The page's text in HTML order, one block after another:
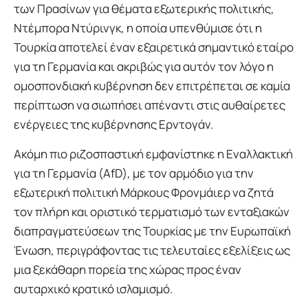
των Πρασίνων για θέματα εξωτερικής πολιτικής,
Ντέμπορα Ντύρινγκ, η οποία υπενθύμισε ότι η
Τουρκία αποτελεί έναν εξαιρετικά σημαντικό εταίρο
για τη Γερμανία και ακριβώς για αυτόν τον λόγο η
ομοσπονδιακή κυβέρνηση δεν επιτρέπεται σε καμία
περίπτωση να σιωπήσει απέναντι στις αυθαίρετες
ενέργειες της κυβέρνησης Ερντογάν.
Ακόμη πιο ριζοσπαστική εμφανίστηκε η Εναλλακτική
για τη Γερμανία (AfD), με τον αρμόδιο για την
εξωτερική πολιτική Μάρκους Φρονμάιερ να ζητά
τον πλήρη και οριστικό τερματισμό των ενταξιακών
διαπραγματεύσεων της Τουρκίας με την Ευρωπαϊκή
Ένωση, περιγράφοντας τις τελευταίες εξελίξεις ως
μια ξεκάθαρη πορεία της χώρας προς έναν
αυταρχικό κρατικό ισλαμισμό.